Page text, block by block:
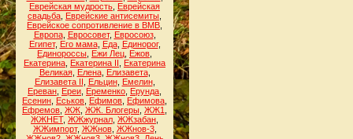
Еврейская мудрость Еврейская
свадьба Еврейские антисемиты
Еврейское сопротивление в ВМВ
Европа, Евросовет, Евросоюз,
Египет, Его мама, Еда, Единорог,
Единороссы Ежи Лец Ежов
Екатерина Екатерина II
Екатерина
Великая, Елена, Елизавета,
Елизавета II
Ельцин, Емелин,
Ереван Ереи Еременко Ерунда
Есенин Еськов Ефимов Ефимова
Ефремов ЖЖ ЖЖ. Блогеры ЖЖ1
ЖЖНЕТ, ЖЖжурнал ЖЖзабан
ЖЖимпорт, ЖЖнов, ЖЖнов-3,